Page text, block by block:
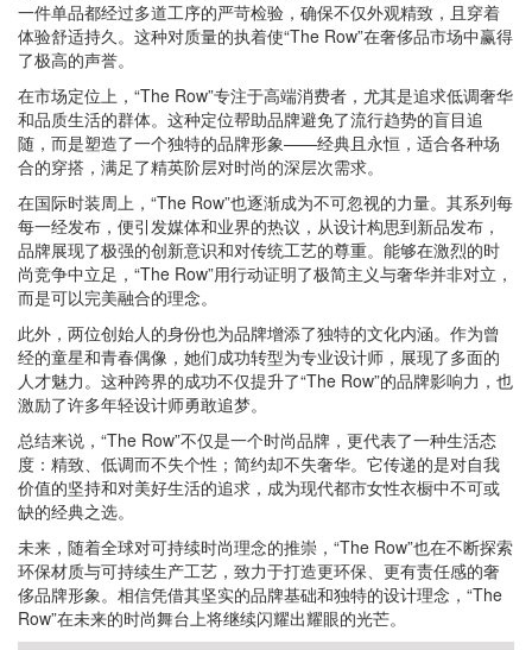
一件单品都经过多道工序的严苛检验，确保不仅外观精致，且穿着
体验舒适持久。这种对质量的执着使“The Row”在奢侈品市场中赢得
了极高的声誉。
在市场定位上，“The Row”专注于高端消费者，尤其是追求低调奢华
和品质生活的群体。这种定位帮助品牌避免了流行趋势的盲目追
随，而是塑造了一个独特的品牌形象——经典且永恒，适合各种场
合的穿搭，满足了精英阶层对时尚的深层次需求。
在国际时装周上，“The Row”也逐渐成为不可忽视的力量。其系列每
每一经发布，便引发媒体和业界的热议，从设计构思到新品发布，
品牌展现了极强的创新意识和对传统工艺的尊重。能够在激烈的时
尚竞争中立足，“The Row”用行动证明了极简主义与奢华并非对立，
而是可以完美融合的理念。
此外，两位创始人的身份也为品牌增添了独特的文化内涵。作为曾
经的童星和青春偶像，她们成功转型为专业设计师，展现了多面的
人才魅力。这种跨界的成功不仅提升了“The Row”的品牌影响力，也
激励了许多年轻设计师勇敢追梦。
总结来说，“The Row”不仅是一个时尚品牌，更代表了一种生活态
度：精致、低调而不失个性；简约却不失奢华。它传递的是对自我
价值的坚持和对美好生活的追求，成为现代都市女性衣橱中不可或
缺的经典之选。
未来，随着全球对可持续时尚理念的推崇，“The Row”也在不断探索
环保材质与可持续生产工艺，致力于打造更环保、更有责任感的奢
侈品牌形象。相信凭借其坚实的品牌基础和独特的设计理念，“The
Row”在未来的时尚舞台上将继续闪耀出耀眼的光芒。